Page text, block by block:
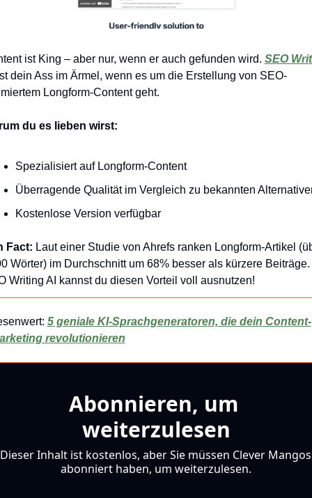
ist King – aber nur, wenn er auch gefunden wird. SEO
dein Ass im Ärmel, wenn es um die Erstellung von SEO-
Longform-Content geht.
du es lieben wirst:
Spezialisiert auf Longform-Content
Überragende Qualität im Vergleich zu bekannten
Kostenlose Version verfügbar
Fact: Laut einer Studie von Ahrefs ranken Longform-Artikel
Wörter) im Durchschnitt um 68% besser als kürzere Beiträge.
Writing AI kannst du diesen Vorteil voll ausnutzen!
5 geniale KI-Sprachgeneratoren, die dein Content-
revolutionieren
Abonnieren, um
weiterzulesen
Dieser Inhalt ist kostenlos, aber Sie müssen Clever Mangos
abonniert haben, um weiterzulesen.